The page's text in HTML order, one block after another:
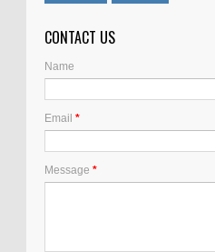
CONTACT US
Name
Email *
Message *